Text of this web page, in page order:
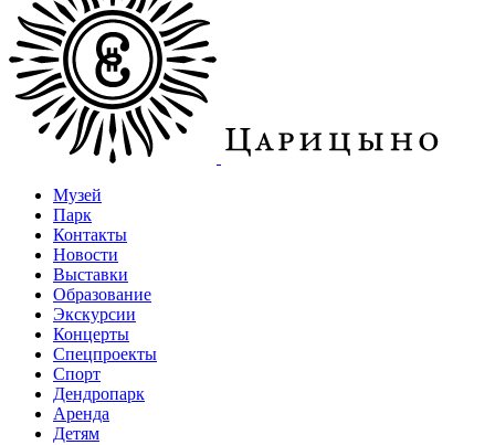
Музей
Парк
Контакты
Новости
Выставки
Образование
Экскурсии
Концерты
Спецпроекты
Спорт
Дендропарк
Аренда
Детям